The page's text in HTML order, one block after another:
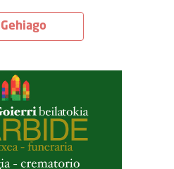
Gehiago